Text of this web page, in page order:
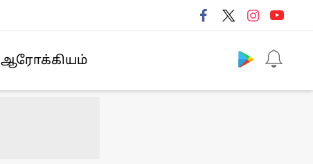
ஆரோக்கியம்